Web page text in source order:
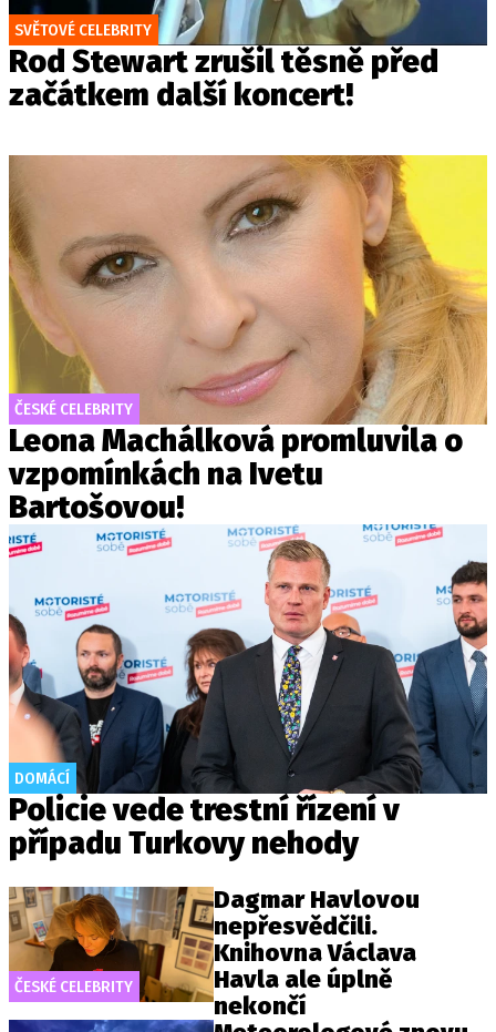
SVĚTOVÉ CELEBRITY
Rod Stewart zrušil těsně před
začátkem další koncert!
ČESKÉ CELEBRITY
Leona Machálková promluvila o
vzpomínkách na Ivetu
Bartošovou!
DOMÁCÍ
Policie vede trestní řízení v
případu Turkovy nehody
ČESKÉ CELEBRITY
Dagmar Havlovou
nepřesvědčili.
Knihovna Václava
Havla ale úplně
nekončí